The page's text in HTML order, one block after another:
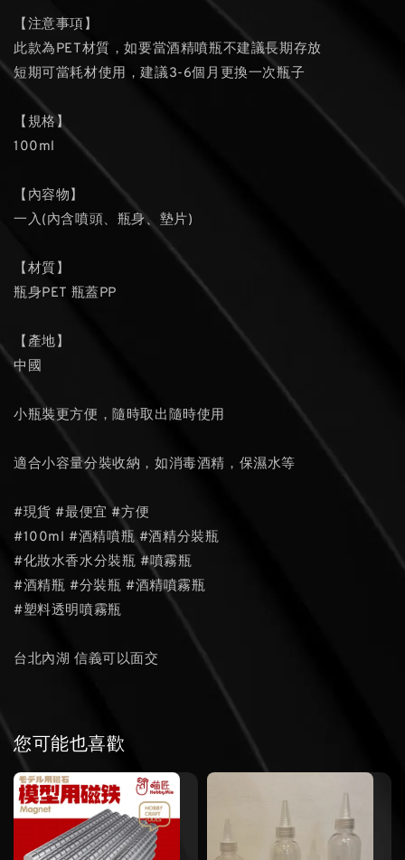
【注意事項】
此款為PET材質，如要當酒精噴瓶不建議長期存放
短期可當耗材使用，建議3-6個月更換一次瓶子
【規格】
100ml
【內容物】
一入(內含噴頭、瓶身、墊片)
【材質】
瓶身PET 瓶蓋PP
【產地】
中國
小瓶裝更方便，隨時取出隨時使用
適合小容量分裝收納，如消毒酒精，保濕水等
#現貨 #最便宜 #方便
#100ml #酒精噴瓶 #酒精分裝瓶
#化妝水香水分裝瓶 #噴霧瓶
#酒精瓶 #分裝瓶 #酒精噴霧瓶
#塑料透明噴霧瓶
台北內湖 信義可以面交
您可能也喜歡